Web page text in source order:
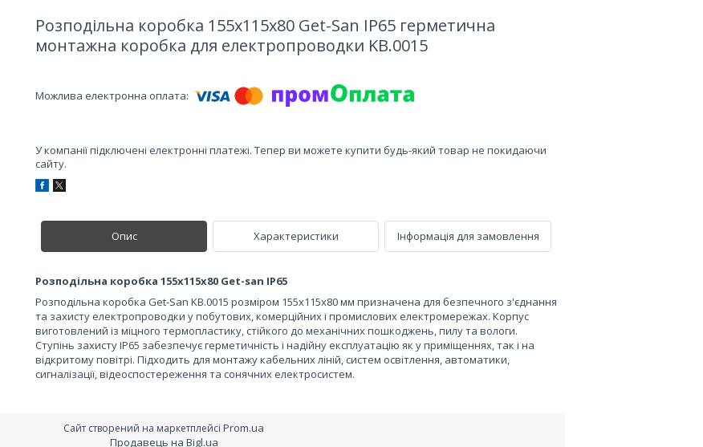
Розподільна коробка 155х115х80 Get-San IP65 герметична
монтажна коробка для електропроводки KB.0015
У компанії підключені електронні платежі. Тепер ви можете купити будь-який товар не покидаючи
сайту.
Опис Характеристики Інформація для замовлення
Розподільна коробка 155x115x80 Get-san IP65
Розподільна коробка Get-San KB.0015 розміром 155х115х80 мм призначена для безпечного з'єднання
та захисту електропроводки у побутових, комерційних і промислових електромережах. Корпус
виготовлений із міцного термопластику, стійкого до механічних пошкоджень, пилу та вологи.
Ступінь захисту IP65 забезпечує герметичність і надійну експлуатацію як у приміщеннях, так і на
відкритому повітрі. Підходить для монтажу кабельних ліній, систем освітлення, автоматики,
сигналізації, відеоспостереження та сонячних електросистем.
Сайт створений на маркетплейсі Prom.ua
Продавець на Bigl.ua